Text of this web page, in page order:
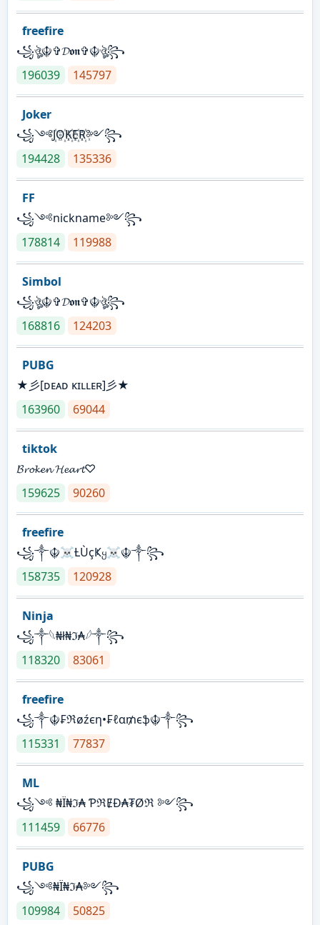
freefire
꧁ঔৣ☬✞𝓓𝖔𝖓✞☬ঔৣ꧂
196039
145797
Joker
꧁༺J꙰O꙰K꙰E꙰R꙰༻꧂
194428
135336
FF
꧁༺nickname༻꧂
178814
119988
Simbol
꧁ঔৣ☬✞𝓓𝖔𝖓✞☬ঔৣ꧂
168816
124203
PUBG
★彡[ᴅᴇᴀᴅ ᴋɪʟʟᴇʀ]彡★
163960
69044
tiktok
𝓑𝓻𝓸𝓴𝓮𝓷 𝓗𝓮𝓪𝓻𝓽♡
159625
90260
freefire
꧁༒☬☠Ƚ︎ÙçҜყ☠︎☬༒꧂
158735
120928
Ninja
꧁⁣༒𓆩₦ł₦ℑ₳𓆪༒꧂
118320
83061
freefire
꧁༒☬₣ℜøźєη•₣ℓα₥єֆ☬༒꧂
115331
77837
ML
꧁༺ ₦Ї₦ℑ₳ ƤℜɆĐ₳₮Øℜ ༻꧂
111459
66776
PUBG
꧁༺₦Ї₦ℑ₳༻꧂
109984
50825